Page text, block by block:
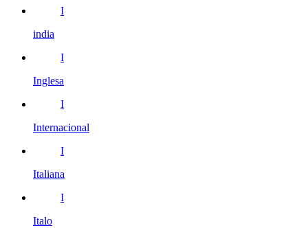
I
india
I
Inglesa
I
Internacional
I
Italiana
I
Italo